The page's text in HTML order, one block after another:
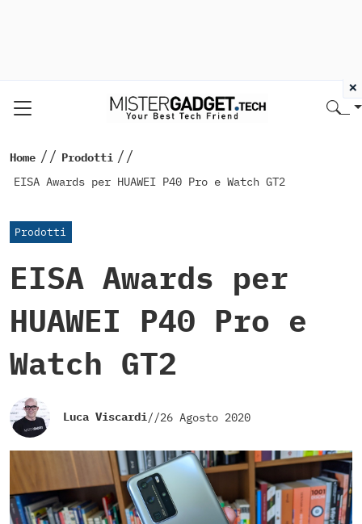
Home // Prodotti //
EISA Awards per HUAWEI P40 Pro e Watch GT2
Prodotti
EISA Awards per
HUAWEI P40 Pro e
Watch GT2
Luca Viscardi//26 Agosto 2020
×